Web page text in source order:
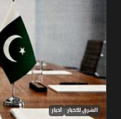
الشرق للأخبار أخبار